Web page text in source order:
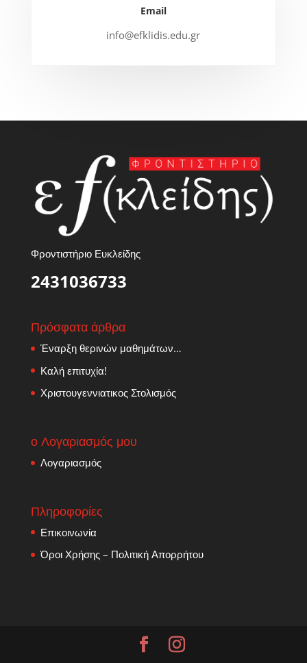
Email
info@efklidis.edu.gr
Φροντιστήριο Ευκλείδης
2431036733
Πρόσφατα άρθρα
Έναρξη θερινών μαθημάτων…
Καλή επιτυχία!
Χριστουγεννιατικος Στολισμός
ο Λογαριασμός μου
Λογαριασμός
Πληροφορίες
Επικοινωνία
Όροι Χρήσης – Πολιτική Απορρήτου